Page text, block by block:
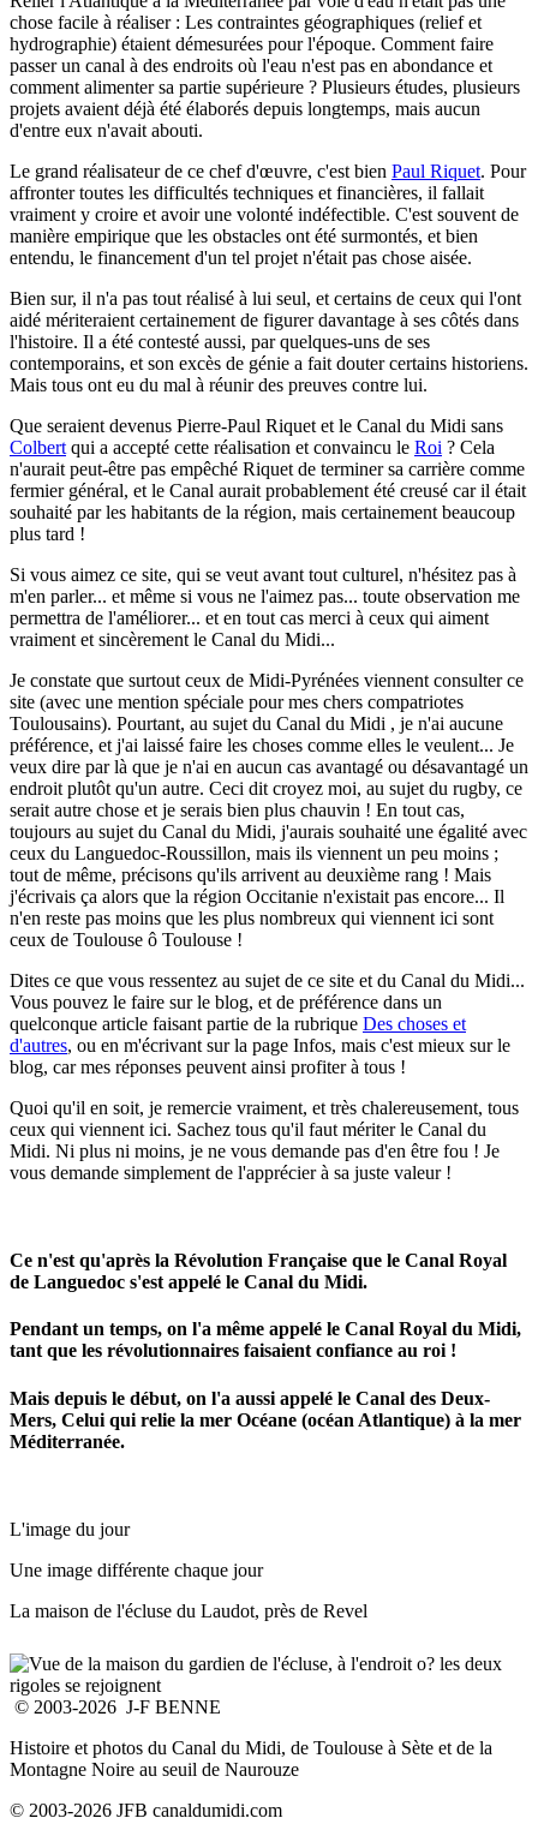
chose facile à réaliser : Les contraintes géographiques (relief et
hydrographie) étaient démesurées pour l'époque. Comment faire
passer un canal à des endroits où l'eau n'est pas en abondance et
comment alimenter sa partie supérieure ? Plusieurs études, plusieurs
projets avaient déjà été élaborés depuis longtemps, mais aucun
d'entre eux n'avait abouti.
Le grand réalisateur de ce chef d'œuvre, c'est bien Paul Riquet. Pour
affronter toutes les difficultés techniques et financières, il fallait
vraiment y croire et avoir une volonté indéfectible. C'est souvent de
manière empirique que les obstacles ont été surmontés, et bien
entendu, le financement d'un tel projet n'était pas chose aisée.
Bien sur, il n'a pas tout réalisé à lui seul, et certains de ceux qui l'ont
aidé mériteraient certainement de figurer davantage à ses côtés dans
l'histoire. Il a été contesté aussi, par quelques-uns de ses
contemporains, et son excès de génie a fait douter certains historiens.
Mais tous ont eu du mal à réunir des preuves contre lui.
Que seraient devenus Pierre-Paul Riquet et le Canal du Midi sans
Colbert qui a accepté cette réalisation et convaincu le Roi ? Cela
n'aurait peut-être pas empêché Riquet de terminer sa carrière comme
fermier général, et le Canal aurait probablement été creusé car il était
souhaité par les habitants de la région, mais certainement beaucoup
plus tard !
Si vous aimez ce site, qui se veut avant tout culturel, n'hésitez pas à
m'en parler... et même si vous ne l'aimez pas... toute observation me
permettra de l'améliorer... et en tout cas merci à ceux qui aiment
vraiment et sincèrement le Canal du Midi...
Je constate que surtout ceux de Midi-Pyrénées viennent consulter ce
site (avec une mention spéciale pour mes chers compatriotes
Toulousains). Pourtant, au sujet du Canal du Midi , je n'ai aucune
préférence, et j'ai laissé faire les choses comme elles le veulent... Je
veux dire par là que je n'ai en aucun cas avantagé ou désavantagé un
endroit plutôt qu'un autre. Ceci dit croyez moi, au sujet du rugby, ce
serait autre chose et je serais bien plus chauvin ! En tout cas,
toujours au sujet du Canal du Midi, j'aurais souhaité une égalité avec
ceux du Languedoc-Roussillon, mais ils viennent un peu moins ;
tout de même, précisons qu'ils arrivent au deuxième rang ! Mais
j'écrivais ça alors que la région Occitanie n'existait pas encore... Il
n'en reste pas moins que les plus nombreux qui viennent ici sont
ceux de Toulouse ô Toulouse !
Dites ce que vous ressentez au sujet de ce site et du Canal du Midi...
Vous pouvez le faire sur le blog, et de préférence dans un
quelconque article faisant partie de la rubrique Des choses et
d'autres, ou en m'écrivant sur la page Infos, mais c'est mieux sur le
blog, car mes réponses peuvent ainsi profiter à tous !
Quoi qu'il en soit, je remercie vraiment, et très chalereusement, tous
ceux qui viennent ici. Sachez tous qu'il faut mériter le Canal du
Midi. Ni plus ni moins, je ne vous demande pas d'en être fou ! Je
vous demande simplement de l'apprécier à sa juste valeur !
Ce n'est qu'après la Révolution Française que le Canal Royal
de Languedoc s'est appelé le Canal du Midi.
Pendant un temps, on l'a même appelé le Canal Royal du Midi,
tant que les révolutionnaires faisaient confiance au roi !
Mais depuis le début, on l'a aussi appelé le Canal des Deux-
Mers, Celui qui relie la mer Océane (océan Atlantique) à la mer
Méditerranée.
L'image du jour
Une image différente chaque jour
La maison de l'écluse du Laudot, près de Revel
© 2003-2026 J-F BENNE
Histoire et photos du Canal du Midi, de Toulouse à Sète et de la
Montagne Noire au seuil de Naurouze
© 2003-2026 JFB canaldumidi.com